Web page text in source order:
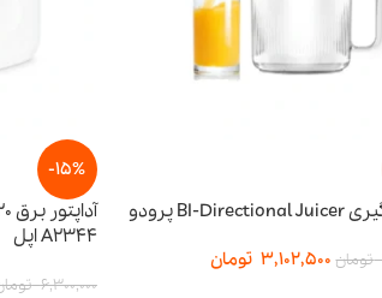
آداپتور برق 20 واتی USB-C مدل TRA
5,355,000 تومان